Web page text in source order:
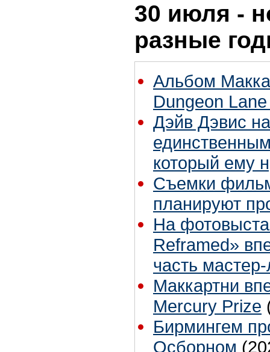
30 июля -
разные
Альбом
Dungeon
Дэйв Дэвис
который ему
Съемки
планируют
На
Reframed»
часть
Маккартни
Mercury Prize
Бирмингем
Осборном